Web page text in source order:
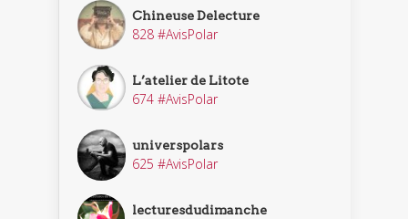
Chineuse Delecture
828 #AvisPolar
L’atelier de Litote
674 #AvisPolar
universpolars
625 #AvisPolar
lecturesdudimanche